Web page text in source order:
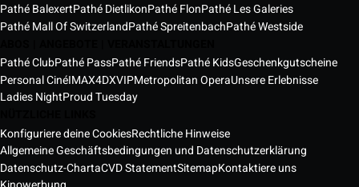
Pathé BalexertPathé DietlikonPathé FlonPathé Les Galeries
Pathé Mall Of SwitzerlandPathé SpreitenbachPathé Westside
Pathé ClubPathé PassPathé FriendsPathé KidsGeschenkgutscheine
Personal CinéIMAX4DXVIPMetropolitan OperaUnsere Erlebnisse
Ladies NightProud Tuesday
Konfiguriere deine CookiesRechtliche Hinweise
Allgemeine Geschäftsbedingungen und Datenschutzerklärung
Datenschutz-ChartaCVD StatementSitemapKontaktiere uns